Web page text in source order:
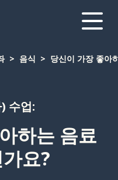
음식 당신이 가장 좋아
수업:
하는 음료
요?